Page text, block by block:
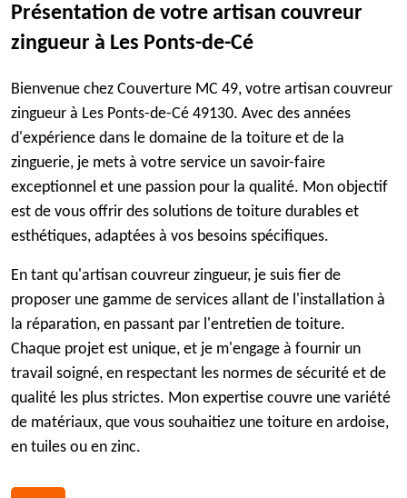
Présentation de votre artisan couvreur
zingueur à Les Ponts-de-Cé
Bienvenue chez Couverture MC 49, votre artisan couvreur
zingueur à Les Ponts-de-Cé 49130. Avec des années
d'expérience dans le domaine de la toiture et de la
zinguerie, je mets à votre service un savoir-faire
exceptionnel et une passion pour la qualité. Mon objectif
est de vous offrir des solutions de toiture durables et
esthétiques, adaptées à vos besoins spécifiques.
En tant qu'artisan couvreur zingueur, je suis fier de
proposer une gamme de services allant de l'installation à
la réparation, en passant par l'entretien de toiture.
Chaque projet est unique, et je m'engage à fournir un
travail soigné, en respectant les normes de sécurité et de
qualité les plus strictes. Mon expertise couvre une variété
de matériaux, que vous souhaitiez une toiture en ardoise,
en tuiles ou en zinc.